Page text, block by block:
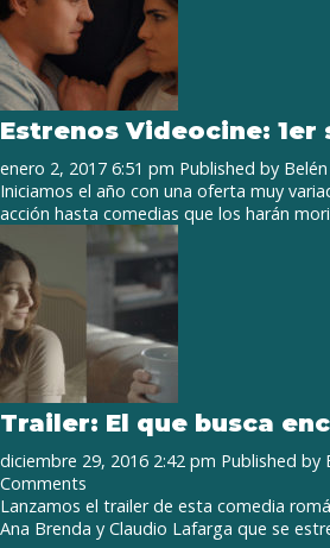
Estrenos Videocine: 1er
enero 2, 2017 6:51 pm Published by
Iniciamos el año con una oferta muy
acción hasta comedias que los harán
Trailer: El que busca
diciembre 29, 2016 2:42 pm Published by
Comments
Lanzamos el trailer de esta comedia
Ana Brenda y Claudio Lafarga que se